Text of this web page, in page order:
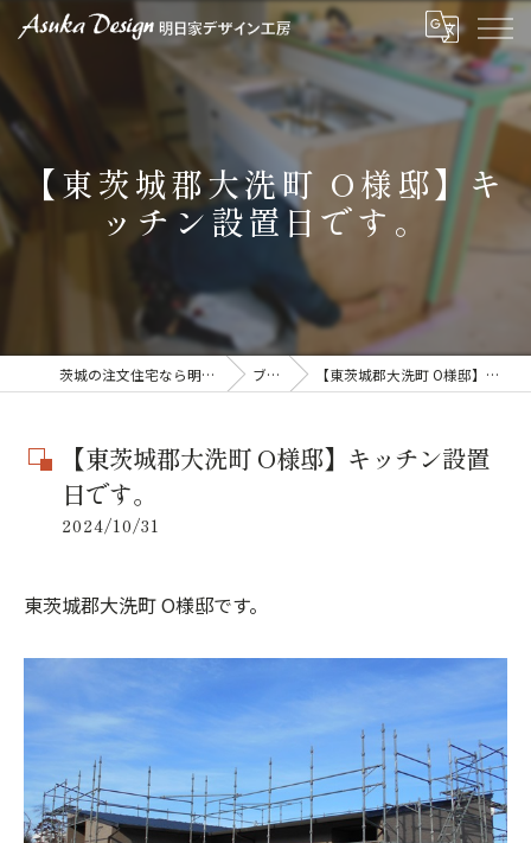
【東茨城郡大洗町 O様邸】キ
ッチン設置日です。
茨城の注文住宅なら明日家デザイン工房 ブログ 【東茨城郡大洗町 O様邸】キッチン設置日です。
【東茨城郡大洗町 O様邸】キッチン設置
日です。
2024/10/31
東茨城郡大洗町 O様邸です。